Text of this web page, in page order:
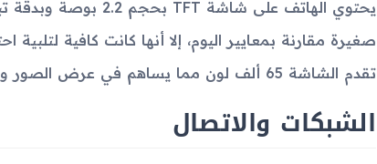
صغيرة مقارنة بمعايير اليوم، إلا أنها كانت كافية
تقدم الشاشة 65 ألف لون مما يساهم في عرض الصور والنصوص بشكل جيد.
الشبكات والاتصال